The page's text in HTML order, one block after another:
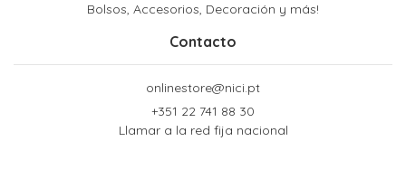
Bolsos, Accesorios, Decoración y más!
Contacto
onlinestore@nici.pt
+351 22 741 88 30
Llamar a la red fija nacional